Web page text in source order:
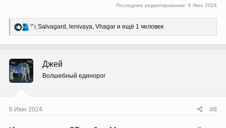
Последнее редактирование: 6 Июн 2024
Р
е
Salvagard , lenivaya, Vhagar и ещё 1 человек
Джей
Волшебный единорог
6 Июн 2024 #8